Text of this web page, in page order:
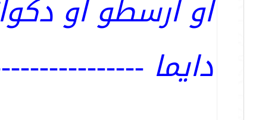
او ارسطو او
دايما